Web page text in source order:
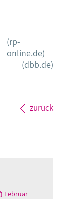
(rp-
online.de)
(dbb.de)
zurück
Februar